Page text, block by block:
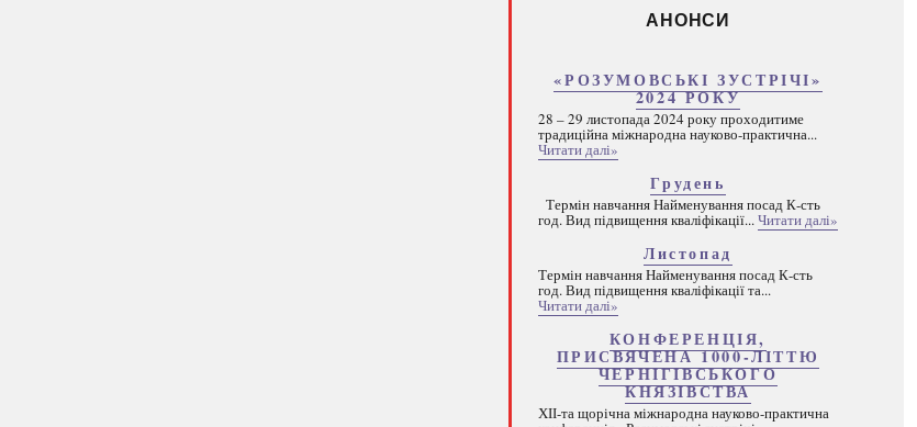
АНОНСИ
«РОЗУМОВСЬКІ ЗУСТРІЧІ»
2024 РОКУ
28 – 29 листопада 2024 року проходитиме
традиційна міжнародна науково-практична...
Читати далі»
Грудень
Термін навчання Найменування посад К-сть
год. Вид підвищення кваліфікації...Читати далі»
Листопад
Термін навчання Найменування посад К-сть
год. Вид підвищення кваліфікації та...
Читати далі»
КОНФЕРЕНЦІЯ,
ПРИСВЯЧЕНА 1000-ЛІТТЮ
ЧЕРНІГІВСЬКОГО
КНЯЗІВСТВА
ХІІ-та щорічна міжнародна науково-практична